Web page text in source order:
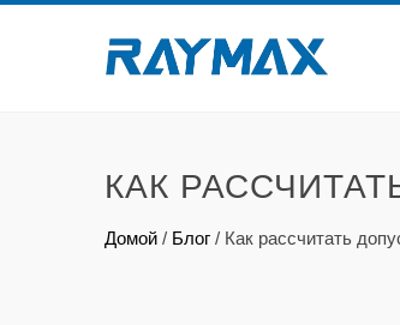
КАК
Домой / Блог / Как рассчитать